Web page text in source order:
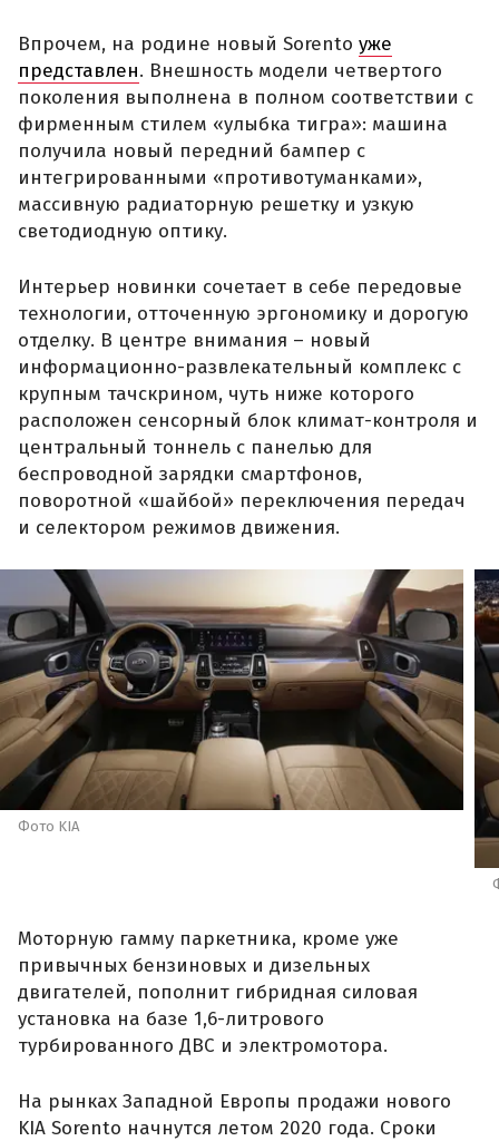
Впрочем, на родине новый Sorento уже
представлен. Внешность модели четвертого
поколения выполнена в полном соответствии с
фирменным стилем «улыбка тигра»: машина
получила новый передний бампер с
интегрированными «противотуманками»,
массивную радиаторную решетку и узкую
светодиодную оптику.
Интерьер новинки сочетает в себе передовые
технологии, отточенную эргономику и дорогую
отделку. В центре внимания – новый
информационно-развлекательный комплекс с
крупным тачскрином, чуть ниже которого
расположен сенсорный блок климат-контроля и
центральный тоннель с панелью для
беспроводной зарядки смартфонов,
поворотной «шайбой» переключения передач
и селектором режимов движения.
Фото KIA
Моторную гамму паркетника, кроме уже
привычных бензиновых и дизельных
двигателей, пополнит гибридная силовая
установка на базе 1,6-литрового
турбированного ДВС и электромотора.
На рынках Западной Европы продажи нового
KIA Sorento начнутся летом 2020 года. Сроки